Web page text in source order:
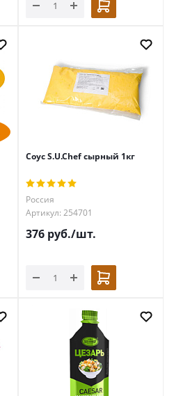
Соус S.U.Chef сырный 1кг
Россия
Артикул: 254701
376 руб./шт.